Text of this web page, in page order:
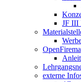
JF III
externe